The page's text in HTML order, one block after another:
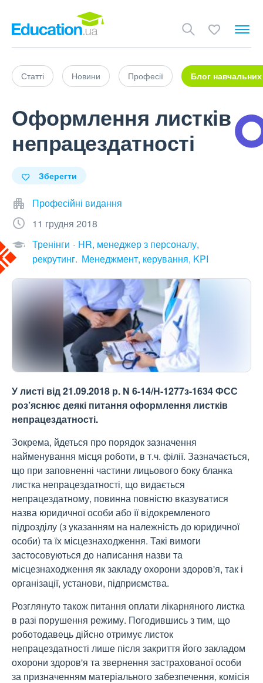
Статті Новини Професії Блог навчальних
Оформлення листків
непрацездатності
Зберегти
Професійні видання
11 грудня 2018
Тренінги
HR, менеджер з персоналу,
рекрутинг Менеджмент, керування, KPI
У листі від 21.09.2018 р. N 6-14/Н-1277з-1634 ФСС
роз’яснює деякі питання оформлення листків
непрацездатності.
Зокрема, йдеться про порядок зазначення
найменування місця роботи, в т.ч. філії. Зазначається,
що при заповненні частини лицьового боку бланка
листка непрацездатності, що видається
непрацездатному, повинна повністю вказуватися
назва юридичної особи або її відокремленого
підрозділу (з указанням на належність до юридичної
особи) та їх місцезнаходження. Такі вимоги
застосовуються до написання назви та
місцезнаходження як закладу охорони здоров'я, так і
організації, установи, підприємства.
Розглянуто також питання оплати лікарняного листка
в разі порушення режиму. Погодившись з тим, що
роботодавець дійсно отримує листок
непрацездатності лише після закриття його закладом
охорони здоров'я та звернення застрахованої особи
за призначенням матеріального забезпечення, комісія